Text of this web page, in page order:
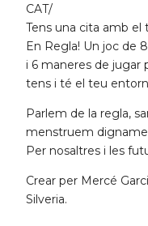
CAT/
Tens una cita amb el
En Regla! Un joc de
i 6 maneres de jugar
tens i té el teu
Parlem de la regla,
menstruem
Per nosaltres i les
Crear per Mercé
Silveria.